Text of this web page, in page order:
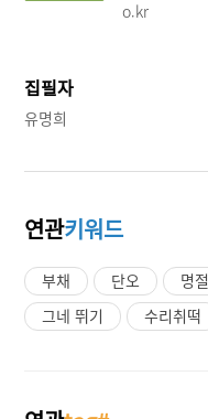
o.kr
집필자
유명희
연관키워드
부채 단오 명절
그네 뛰기
수리취떡